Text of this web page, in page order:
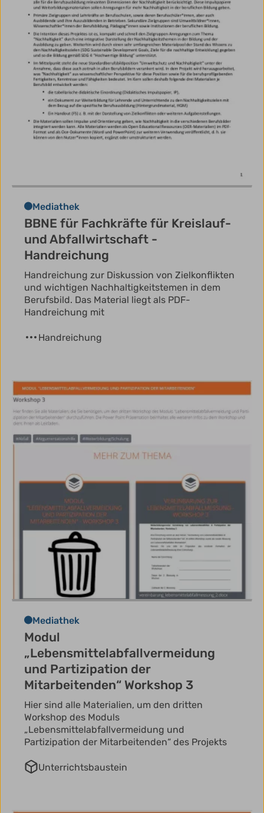
Mediathek
BBNE für Fachkräfte für Kreislauf-
und Abfallwirtschaft -
Handreichung
Handreichung zur Diskussion von Zielkonflikten
und wichtigen Nachhaltigkeitstemen in dem
Berufsbild. Das Material liegt als PDF-
Handreichung mit
Handreichung
Mediathek
Modul
„Lebensmittelabfallvermeidung
und Partizipation der
Mitarbeitenden“ Workshop 3
Hier sind alle Materialien, um den dritten
Workshop des Moduls
„Lebensmittelabfallvermeidung und
Partizipation der Mitarbeitenden“ des Projekts
Unterrichtsbaustein